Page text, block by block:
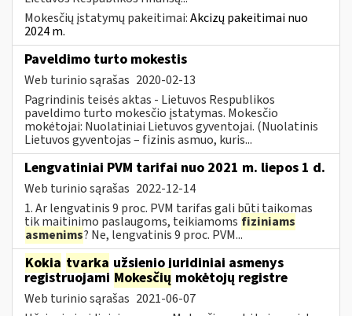
Mokesčių įstatymų pakeitimai:Akcizų pakeitimai nuo
2024 m.
Paveldimo turto mokestis
Web turinio sąrašas 2020-02-13
Pagrindinis teisės aktas - Lietuvos Respublikos
paveldimo turto mokesčio įstatymas. Mokesčio
mokėtojai: Nuolatiniai Lietuvos gyventojai. (Nuolatinis
Lietuvos gyventojas – fizinis asmuo, kuris...
Lengvatiniai PVM tarifai nuo 2021 m. liepos 1 d.
Web turinio sąrašas 2022-12-14
1. Ar lengvatinis 9 proc. PVM tarifas gali būti taikomas
tik maitinimo paslaugoms, teikiamoms fiziniams
asmenims? Ne, lengvatinis 9 proc. PVM...
Kokia tvarka užsienio juridiniai asmenys
registruojami Mokesčių mokėtojų registre
Web turinio sąrašas 2021-06-07